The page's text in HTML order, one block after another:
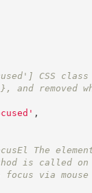
CSS
} , and removed
' ,
The
is called
via